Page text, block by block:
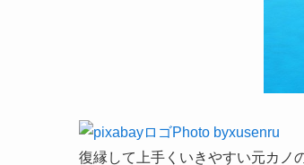
Photo byxusenru
復縁して上手くいきやすい元カノ